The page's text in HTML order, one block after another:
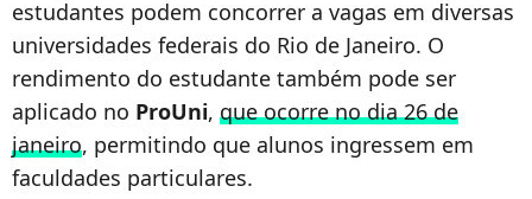
estudantes podem concorrer a vagas em diversas
universidades federais do Rio de Janeiro. O
rendimento do estudante também pode ser
aplicado no ProUni, que ocorre no dia 26 de
janeiro, permitindo que alunos ingressem em
faculdades particulares.